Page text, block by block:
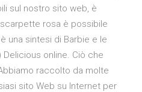
sul nostro sito web, è
rosa è possibile
una sintesi di Barbie e le
online. Ciò che
raccolto da molte
sito Web su Internet per